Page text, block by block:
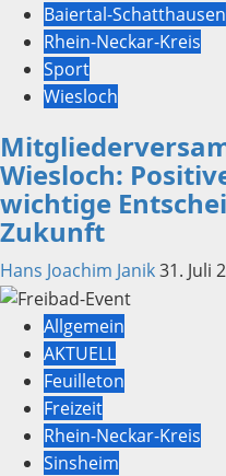
Baiertal-Schatthausen
Rhein-Neckar-Kreis
Sport
Wiesloch
Wiesloch:
wichtige
Zukunft
Hans Joachim Janik31. Juli
Allgemein
AKTUELL
Feuilleton
Freizeit
Rhein-Neckar-Kreis
Sinsheim